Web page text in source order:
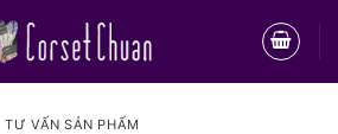
TƯ VẤN SẢN PHẨM